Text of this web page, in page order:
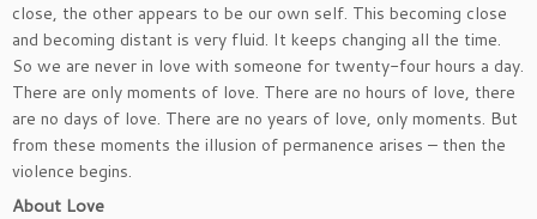
close, the other appears to be our own self. This becoming close
and becoming distant is very fluid. It keeps changing all the time.
So we are never in love with someone for twenty-four hours a day.
There are only moments of love. There are no hours of love, there
are no days of love. There are no years of love, only moments. But
from these moments the illusion of permanence arises – then the
violence begins.
About Love